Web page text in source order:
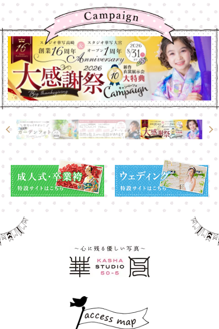
高崎店
大宮店
高崎店
大宮店